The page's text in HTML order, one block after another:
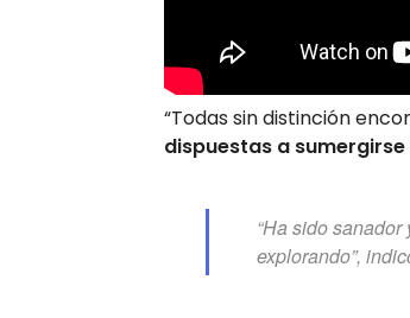
“Todas sin distinción
dispuestas a
“Ha sido
explorando”,